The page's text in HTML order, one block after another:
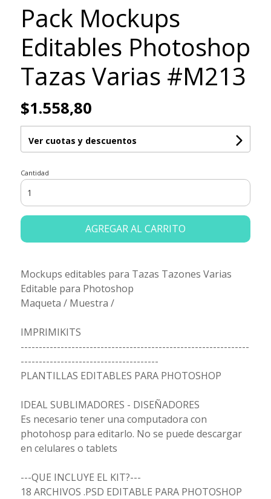
Pack Mockups
Editables Photoshop
Tazas Varias #M213
$1.558,80
Ver cuotas y descuentos
Cantidad
AGREGAR AL CARRITO
Mockups editables para Tazas Tazones Varias
Editable para Photoshop
Maqueta / Muestra /
IMPRIMIKITS
---------------------------------------------------------------
--------------------------------------
PLANTILLAS EDITABLES PARA PHOTOSHOP
IDEAL SUBLIMADORES - DISEÑADORES
Es necesario tener una computadora con
photohosp para editarlo. No se puede descargar
en celulares o tablets
---QUE INCLUYE EL KIT?---
18 ARCHIVOS .PSD EDITABLE PARA PHOTOSHOP